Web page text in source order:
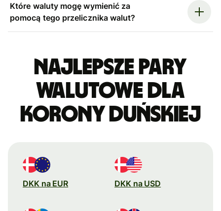
Które waluty mogę wymienić za
pomocą tego przelicznika walut?
Najlepsze pary
walutowe dla
korony duńskiej
DKK na EUR DKK na USD